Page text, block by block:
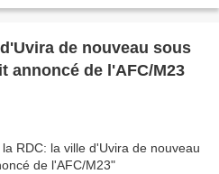
de nouveau sous
annoncé de l'AFC/M23